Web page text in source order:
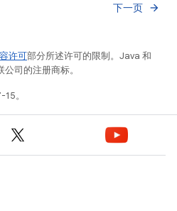
下一页 arrow_forward
许可部分所述许可的限制。Java 和
司的注册商标。
。